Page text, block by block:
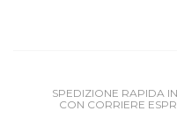
SPEDIZIONE RAPIDA
CON CORRIERE